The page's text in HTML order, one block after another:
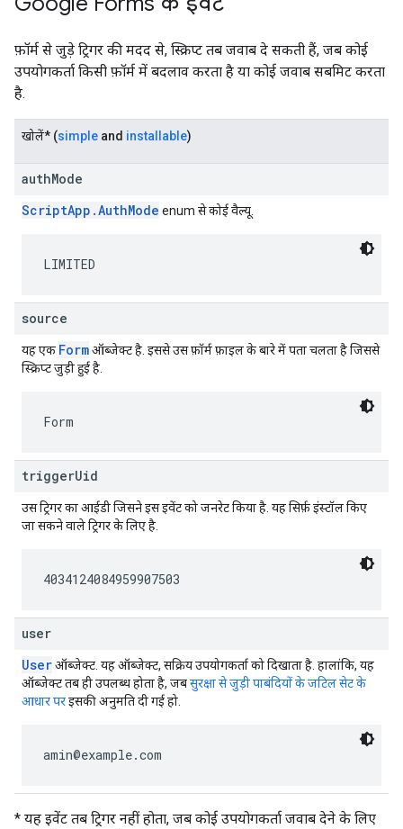
फ़ॉर्म से जुड़े ट्रिगर की मदद से, स्क्रिप्ट तब जवाब दे सकती हैं, जब कोई
उपयोगकर्ता किसी फ़ॉर्म में बदलाव करता है या कोई जवाब सबमिट करता
है.
खोलें* (simple and installable)
authMode
ScriptApp.AuthMode enum से कोई वैल्यू.
LIMITED
source
यह एक Formऑब्जेक्ट है. इससे उस फ़ॉर्म फ़ाइल के बारे में पता चलता है जिससे
स्क्रिप्ट जुड़ी हुई है.
Form
triggerUid
उस ट्रिगर का आईडी जिसने इस इवेंट को जनरेट किया है. यह सिर्फ़ इंस्टॉल किए
जा सकने वाले ट्रिगर के लिए है.
4034124084959907503
user
Userऑब्जेक्ट. यह ऑब्जेक्ट, सक्रिय उपयोगकर्ता को दिखाता है. हालांकि, यह
ऑब्जेक्ट तब ही उपलब्ध होता है, जबसुरक्षा से जुड़ी पाबंदियों के जटिल सेट के
आधार परइसकी अनुमति दी गई हो.
amin@example.com
* यह इवेंट तब ट्रिगर नहीं होता, जब कोई उपयोगकर्ता जवाब देने के लिए